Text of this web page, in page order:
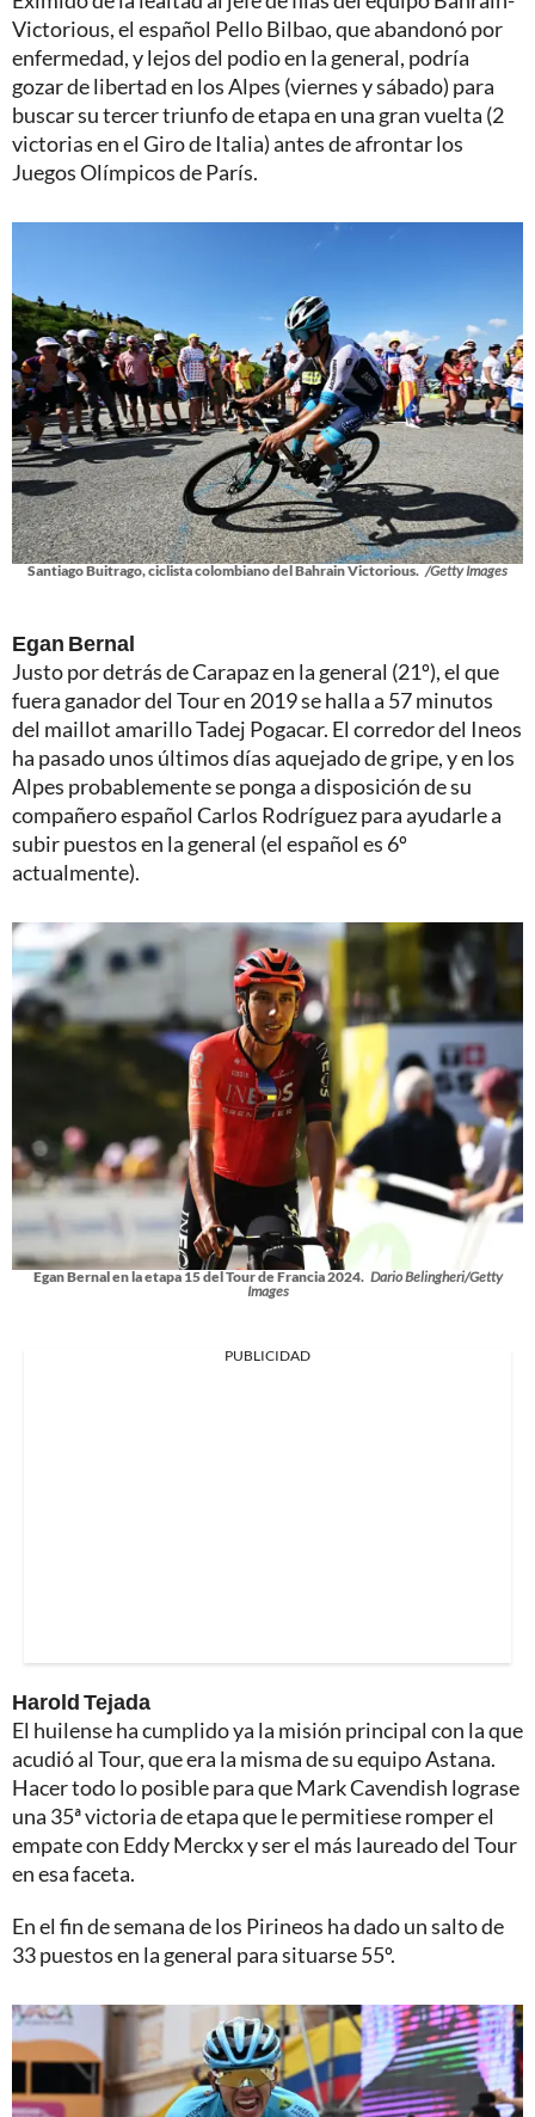
Victorious, el español Pello Bilbao, que abandonó por
enfermedad, y lejos del podio en la general, podría
gozar de libertad en los Alpes (viernes y sábado) para
buscar su tercer triunfo de etapa en una gran vuelta (2
victorias en el Giro de Italia) antes de afrontar los
Juegos Olímpicos de París.
Santiago Buitrago, ciclista colombiano del Bahrain Victorious. /Getty Images
Egan Bernal
Justo por detrás de Carapaz en la general (21º), el que
fuera ganador del Tour en 2019 se halla a 57 minutos
del maillot amarillo Tadej Pogacar. El corredor del Ineos
ha pasado unos últimos días aquejado de gripe, y en los
Alpes probablemente se ponga a disposición de su
compañero español Carlos Rodríguez para ayudarle a
subir puestos en la general (el español es 6º
actualmente).
Egan Bernal en la etapa 15 del Tour de Francia 2024. Dario Belingheri/Getty
Images
PUBLICIDAD
Harold Tejada
El huilense ha cumplido ya la misión principal con la que
acudió al Tour, que era la misma de su equipo Astana.
Hacer todo lo posible para que Mark Cavendish lograse
una 35ª victoria de etapa que le permitiese romper el
empate con Eddy Merckx y ser el más laureado del Tour
en esa faceta.
En el fin de semana de los Pirineos ha dado un salto de
33 puestos en la general para situarse 55º.